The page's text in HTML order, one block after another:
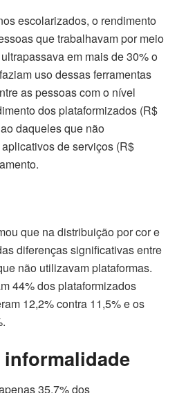
escolarizados, o rendimento
que trabalhavam por meio
em mais de 30% o
uso dessas ferramentas
as pessoas com o nível
dos plataformizados (R$
daqueles que não
de serviços (R$
que na distribuição por cor e
diferenças significativas entre
não utilizavam plataformas.
44% dos plataformizados
12,2% contra 11,5% e os
informalidade
35,7% dos